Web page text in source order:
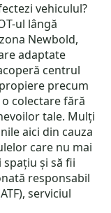
vehiculul?
ul lângă
Newbold,
adaptate
centrul
precum
colectare fără
tale. Mulți
aici din cauza
care nu mai
și să fii
responsabil
serviciul